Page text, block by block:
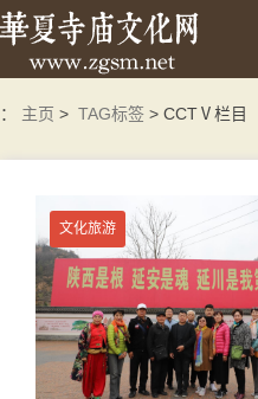
： 主页 > TAG标签 > CCTⅤ栏目
文化旅游